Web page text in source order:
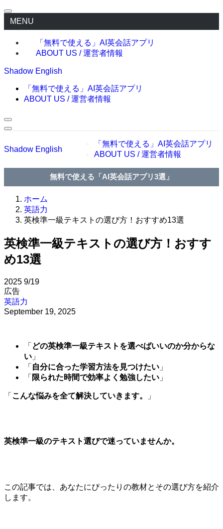
MENU
「無料で使える」AI英会話アプリ
ABOUT US / 運営者情報
Shadow English
「無料で使える」AI英会話アプリ
ABOUT US / 運営者情報
Shadow English
「無料で使える」AI英会話アプリ
ABOUT US / 運営者情報
無料で使える「AI英会話アプリ3選」
ホーム
英語力
英検準一級テキストの選び方！おすすめ13選
英検準一級テキストの選び方！おすす
め13選
2025 9/19
広告
英語力
September 19, 2025
「 どの英検準一級テキストを選べばいいのか分からな
い 」
「 自分に合った学習方法を見つけたい 」
「 限られた時間で効率よく勉強したい 」
「 こんな悩みを全て解決していきます。 」
英検準一級のテキスト選びで迷っていませんか。
この記事では、あなたにぴったりの教材とその選び方を紹介
します。